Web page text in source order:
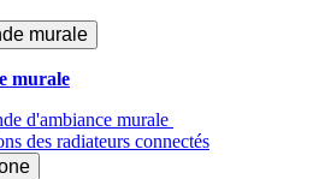
murale
murale
d'ambiance murale
des radiateurs connectés